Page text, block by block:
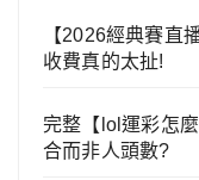
【2026經典賽直
收費真的太扯!
完整【lol運彩怎
合而非人頭數?